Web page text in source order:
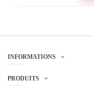
INFORMATIONS
PRODUITS